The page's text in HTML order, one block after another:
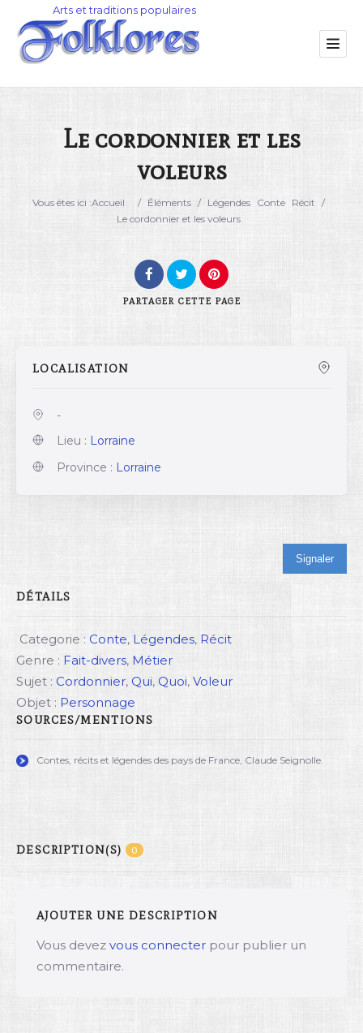
Le cordonnier et les
voleurs
Vous êtes ici :Accueil / Éléments / Légendes Conte Récit /
Le cordonnier et les voleurs
PARTAGER CETTE PAGE
LOCALISATION
-
Lieu : Lorraine
Province : Lorraine
Signaler
DÉTAILS
Categorie : Conte, Légendes, Récit
Genre : Fait-divers, Métier
Sujet : Cordonnier, Qui, Quoi, Voleur
Objet : Personnage
SOURCES/MENTIONS
Contes, récits et légendes des pays de France, Claude Seignolle.
DESCRIPTION(S) 0
AJOUTER UNE DESCRIPTION
Vous devez vous connecter pour publier un
commentaire.